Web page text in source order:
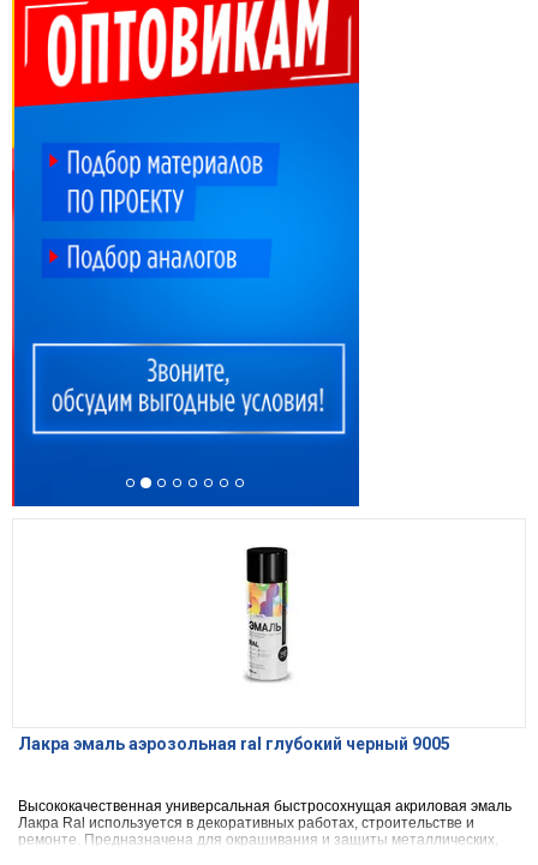
Лакра эмаль аэрозольная ral глубокий черный 9005
Высококачественная универсальная быстросохнущая акриловая эмаль
Лакра Ral используется в декоративных работах, строительстве и
ремонте. Предназначена для окрашивания и защиты металлических,